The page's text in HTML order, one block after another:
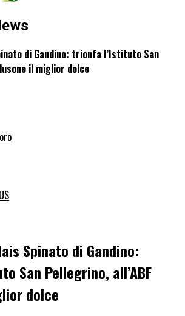
di Gandino: trionfa l’Istituto San
il miglior dolce
Spinato di Gandino:
San Pellegrino, all’ABF
dolce